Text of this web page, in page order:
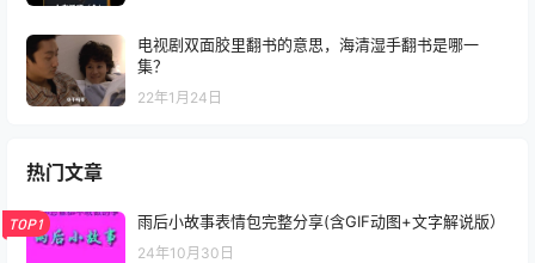
电视剧双面胶里翻书的意思，海清湿手翻书是哪一
集？
22年1月24日
热门文章
TOP1 雨后小故事表情包完整分享(含GIF动图+文字解说版）
24年10月30日